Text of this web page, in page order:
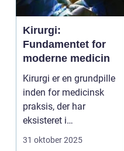
Kirurgi:
Fundamentet for
moderne medicin
Kirurgi er en grundpille
inden for medicinsk
praksis, der har
eksisteret i
århundreder. Med ti...
31 oktober 2025